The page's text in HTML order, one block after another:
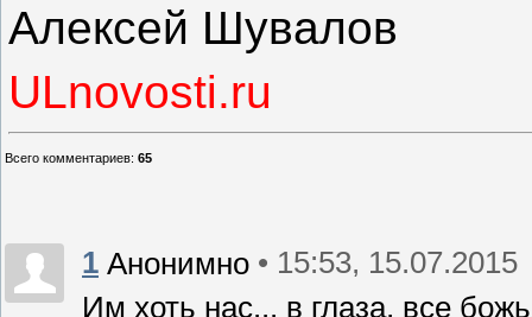
Алексей Шувалов
ULnovosti.ru
Всего комментариев: 65
1 Анонимно • 15:53, 15.07.2015
Им хоть нас... в глаза, все